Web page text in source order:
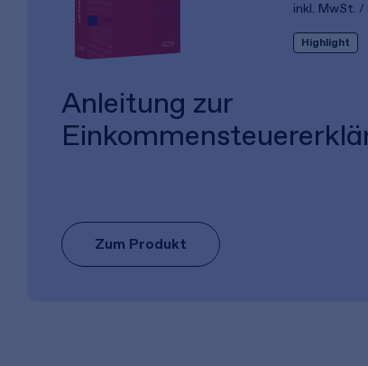
inkl. MwSt.
Highlight
Anleitung zur
Zum Produkt